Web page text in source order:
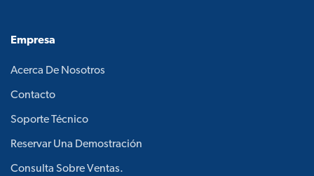
Empresa
Acerca De Nosotros
Contacto
Soporte Técnico
Reservar Una Demostración
Consulta Sobre Ventas.